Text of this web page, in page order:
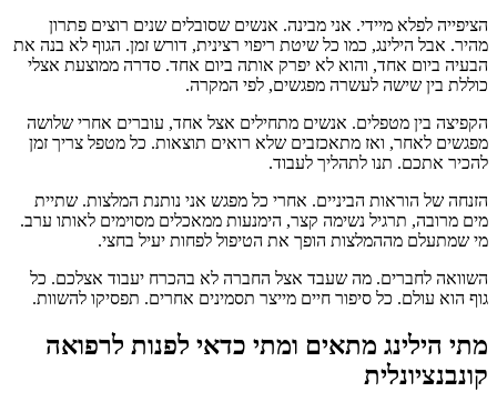
הציפייה לפלא מיידי. אני מבינה. אנשים שסובלים שנים רוצים פתרון
מהיר. אבל הילינג, כמו כל שיטת ריפוי רצינית, דורש זמן. הגוף לא בנה את
הבעיה ביום אחד, והוא לא יפרק אותה ביום אחד. סדרה ממוצעת אצלי
כוללת בין שישה לעשרה מפגשים, לפי המקרה.
הקפיצה בין מטפלים. אנשים מתחילים אצל אחד, עוברים אחרי שלושה
מפגשים לאחר, ואז מתאכזבים שלא רואים תוצאות. כל מטפל צריך זמן
להכיר אתכם. תנו לתהליך לעבוד.
הזנחה של הוראות הביניים. אחרי כל מפגש אני נותנת המלצות. שתיית
מים מרובה, תרגיל נשימה קצר, הימנעות ממאכלים מסוימים לאותו ערב.
מי שמתעלם מההמלצות הופך את הטיפול לפחות יעיל בחצי.
השוואה לחברים. מה שעבד אצל החברה לא בהכרח יעבוד אצלכם. כל
גוף הוא עולם. כל סיפור חיים מייצר תסמינים אחרים. תפסיקו להשוות.
מתי הילינג מתאים ומתי כדאי לפנות לרפואה
קונבנציונלית